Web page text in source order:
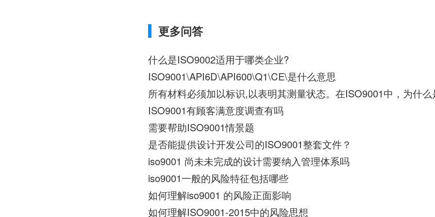
更多问答
什么是ISO9002适用于哪类企业?
ISO9001\API6D\API600\Q1\CE\是什么意思
所有材料必须加以标识,以表明其测量状态。在ISO9001中，为什么
ISO9001有顾客满意度调查有吗
需要帮助ISO9001情景题
是否能提供设计开发公司的ISO9001整套文件？
iso9001 尚未未完成的设计需要纳入管理体系吗
iso9001一般的风险特征包括哪些
如何理解iso9001 的风险正面影响
如何理解ISO9001-2015中的风险思想